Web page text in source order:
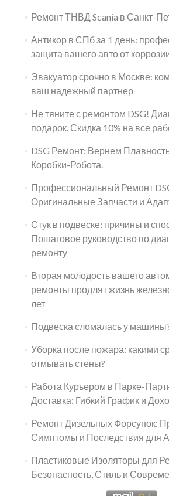
Ремонт ТНВД Scania в Санкт-
Антикор в СПб за 1 день:
защита вашего авто от
Эвакуатор срочно в Москве:
ваш надежный партнер
Не тяните с ремонтом DSG!
подарок. Скидка 10% на все
DSG Ремонт: Вернем
Коробки-Робота.
Профессиональный Ремонт
Оригинальные Запчасти и
Стук в подвеске: причины и
Пошаговое руководство по
ремонту
Вторая молодость вашего
ремонты продлят жизнь
лет
Подвеска сломалась у
Уборка после пожара: какими
отмывать стены?
Работа Курьером в Парке-
Доставка: Гибкий График и
Ремонт Дизельных Форсунок:
Симптомы и Последствия для
Пластиковые Изоляторы для
Безопасность, Стиль и